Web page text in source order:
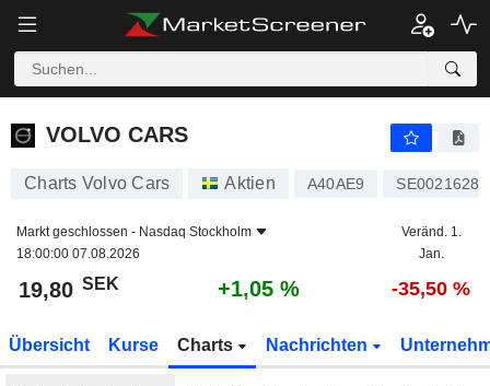
VOLVO CARS +1,05 %
VOLVO CARS
Charts Volvo Cars Aktien A40AE9
Markt geschlossen - Nasdaq Stockholm
18:00:00 07.08.2026
Veränd. 1.
Jan.
19,80 SEK +1,05 % -35,50 %
Übersicht Kurse Charts Nachrichten